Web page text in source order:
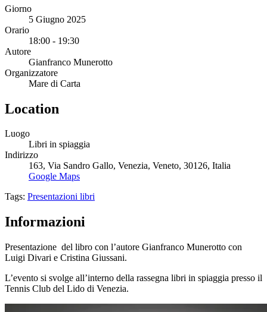
Giorno
5 Giugno 2025
Orario
18:00 - 19:30
Autore
Gianfranco Munerotto
Organizzatore
Mare di Carta
Location
Luogo
Libri in spiaggia
Indirizzo
163, Via Sandro Gallo, Venezia, Veneto, 30126, Italia
Google Maps
Tags: Presentazioni libri
Informazioni
Presentazione del libro con l’autore Gianfranco Munerotto con
Luigi Divari e Cristina Giussani.
L’evento si svolge all’interno della rassegna libri in spiaggia presso il
Tennis Club del Lido di Venezia.